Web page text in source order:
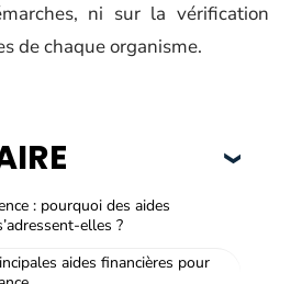
ni sur la vérification
de chaque organisme.
: pourquoi des aides
elles ?
aides financières pour